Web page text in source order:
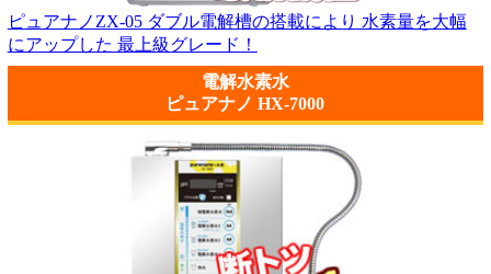
ピュアナノZX-05 ダブル電解槽の搭載により 水素量を大幅
にアップした 最上級グレード！
電解水素水
ピュアナノ HX-7000